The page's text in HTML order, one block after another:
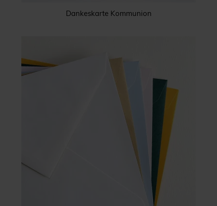
Dankeskarte Kommunion